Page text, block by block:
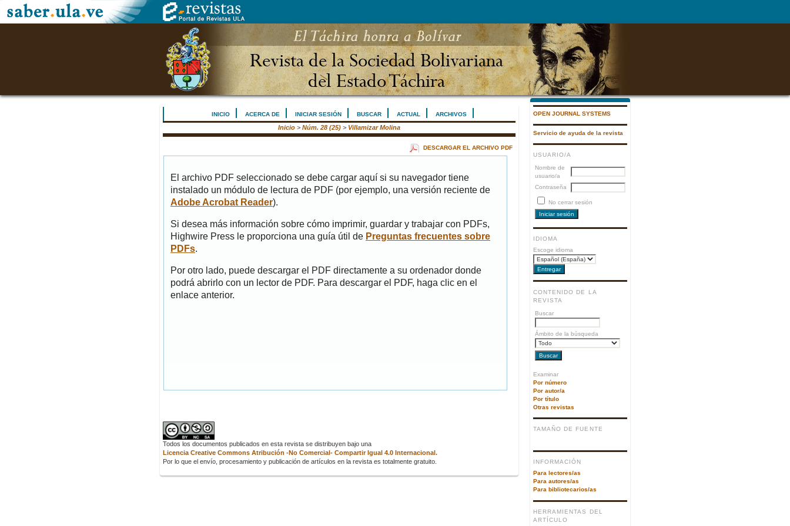
OPEN JOURNAL SYSTEMS
Servicio de ayuda de la revista
USUARIO/A
Nombre de
usuario/a
Contraseña
No cerrar sesión
IDIOMA
Escoge idioma
CONTENIDO DE LA
REVISTA
Buscar
Ámbito de la búsqueda
Examinar
Por número
Por autor/a
Por título
Otras revistas
TAMAÑO DE FUENTE
INFORMACIÓN
Para lectores/as
Para autores/as
Para bibliotecarios/as
HERRAMIENTAS DEL
ARTÍCULO
INICIO ACERCA DE INICIAR SESIÓN BUSCAR ACTUAL ARCHIVOS
Inicio > Núm. 28 (25) > Villamizar Molina
DESCARGAR EL ARCHIVO PDF
El archivo PDF seleccionado se debe cargar aquí si su navegador tiene
instalado un módulo de lectura de PDF (por ejemplo, una versión reciente de
Adobe Acrobat Reader).
Si desea más información sobre cómo imprimir, guardar y trabajar con PDFs,
Highwire Press le proporciona una guía útil de Preguntas frecuentes sobre
PDFs.
Por otro lado, puede descargar el PDF directamente a su ordenador donde
podrá abrirlo con un lector de PDF. Para descargar el PDF, haga clic en el
enlace anterior.
Todos los documentos publicados en esta revista se distribuyen bajo una
Licencia Creative Commons Atribución -No Comercial- Compartir Igual 4.0 Internacional.
Por lo que el envío, procesamiento y publicación de artículos en la revista es totalmente gratuito.